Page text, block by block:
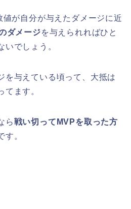
が自分が与えたダメージに近
ダメージを与えられればひと
いでしょう。
を与えている頃って、大抵は
てます。
ら戦い切ってMVPを取った方
す。